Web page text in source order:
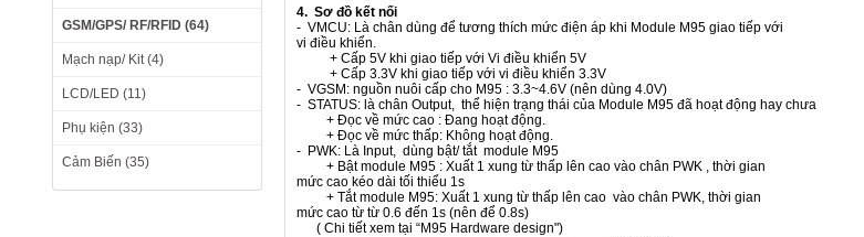
GSM/GPS/ RF/RFID (64)
Mạch nạp/ Kit (4)
LCD/LED (11)
Phụ kiện (33)
Cảm Biến (35)
4. Sơ đồ kết nối
- VMCU: Là chân dùng để tương thích mức điện áp khi Module M95 giao tiếp với
vi điều khiển.
+ Cấp 5V khi giao tiếp với Vi điều khiển 5V
+ Cấp 3.3V khi giao tiếp với vi điều khiển 3.3V
- VGSM: nguồn nuôi cấp cho M95 : 3.3~4.6V (nên dùng 4.0V)
- STATUS: là chân Output, thể hiện trạng thái của Module M95 đã hoạt động hay chưa
+ Đọc về mức cao : Đang hoạt động.
+ Đọc về mức thấp: Không hoạt động.
- PWK: Là Input, dùng bật/ tắt module M95
+ Bật module M95 : Xuất 1 xung từ thấp lên cao vào chân PWK , thời gian
mức cao kéo dài tối thiểu 1s
+ Tắt module M95: Xuất 1 xung từ thấp lên cao vào chân PWK, thời gian
mức cao từ từ 0.6 đến 1s (nên để 0.8s)
( Chi tiết xem tại “M95 Hardware design")